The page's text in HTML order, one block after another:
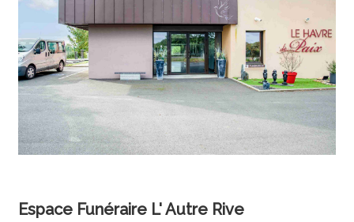
Espace Funéraire L' Autre Rive